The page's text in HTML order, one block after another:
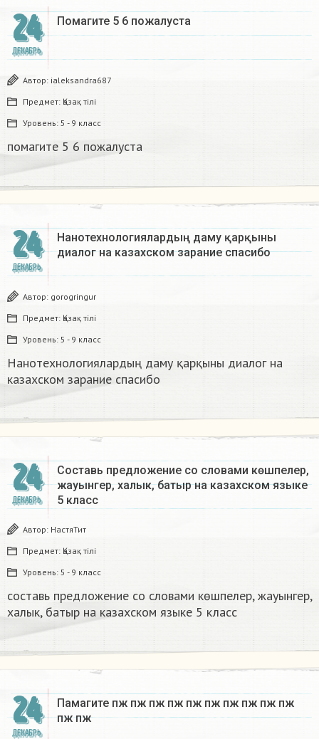
24
ДЕКАБРЬ
Помагите 5 6 пожалуста​
Автор: ialeksandra687
Предмет: Қазақ тiлi
Уровень: 5 - 9 класс
помагите 5 6 пожалуста​
24
ДЕКАБРЬ
Нанотехнологиялардың даму қарқыны
диалог на казахском зарание спасибо
Автор: gorogringur
Предмет: Қазақ тiлi
Уровень: 5 - 9 класс
Нанотехнологиялардың даму қарқыны диалог на
казахском зарание спасибо
24
ДЕКАБРЬ
Составь предложение со словами көшпелер,
жауынгер, халык, батыр на казахском языке
5 класс​
Автор: НастяТит
Предмет: Қазақ тiлi
Уровень: 5 - 9 класс
составь предложение со словами көшпелер, жауынгер,
халык, батыр на казахском языке 5 класс​
24
ДЕКАБРЬ
Памагите пж пж пж пж пж пж пж пж пж пж
пж пж​